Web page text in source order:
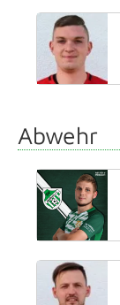
Abwehr